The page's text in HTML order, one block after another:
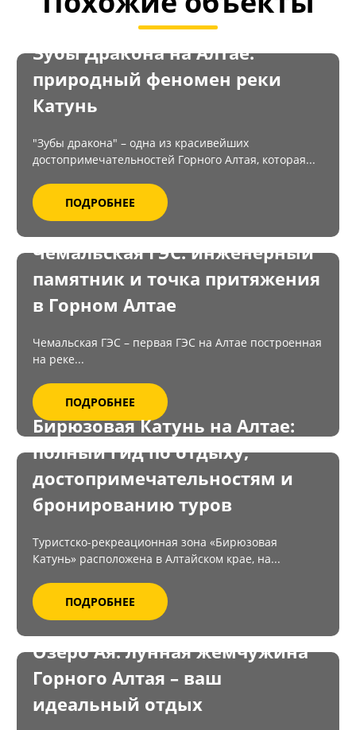
Зубы Дракона на Алтае:
природный феномен реки
Катунь
"Зубы дракона" – одна из красивейших
достопримечательностей Горного Алтая, которая...
ПОДРОБНЕЕ
Чемальская ГЭС: инженерный
памятник и точка притяжения
в Горном Алтае
Чемальская ГЭС – первая ГЭС на Алтае построенная
на реке...
ПОДРОБНЕЕ
Бирюзовая Катунь на Алтае:
полный гид по отдыху,
достопримечательностям и
бронированию туров
Туристско-рекреационная зона «Бирюзовая
Катунь» расположена в Алтайском крае, на...
ПОДРОБНЕЕ
Озеро Ая: лунная жемчужина
Горного Алтая – ваш
идеальный отдых